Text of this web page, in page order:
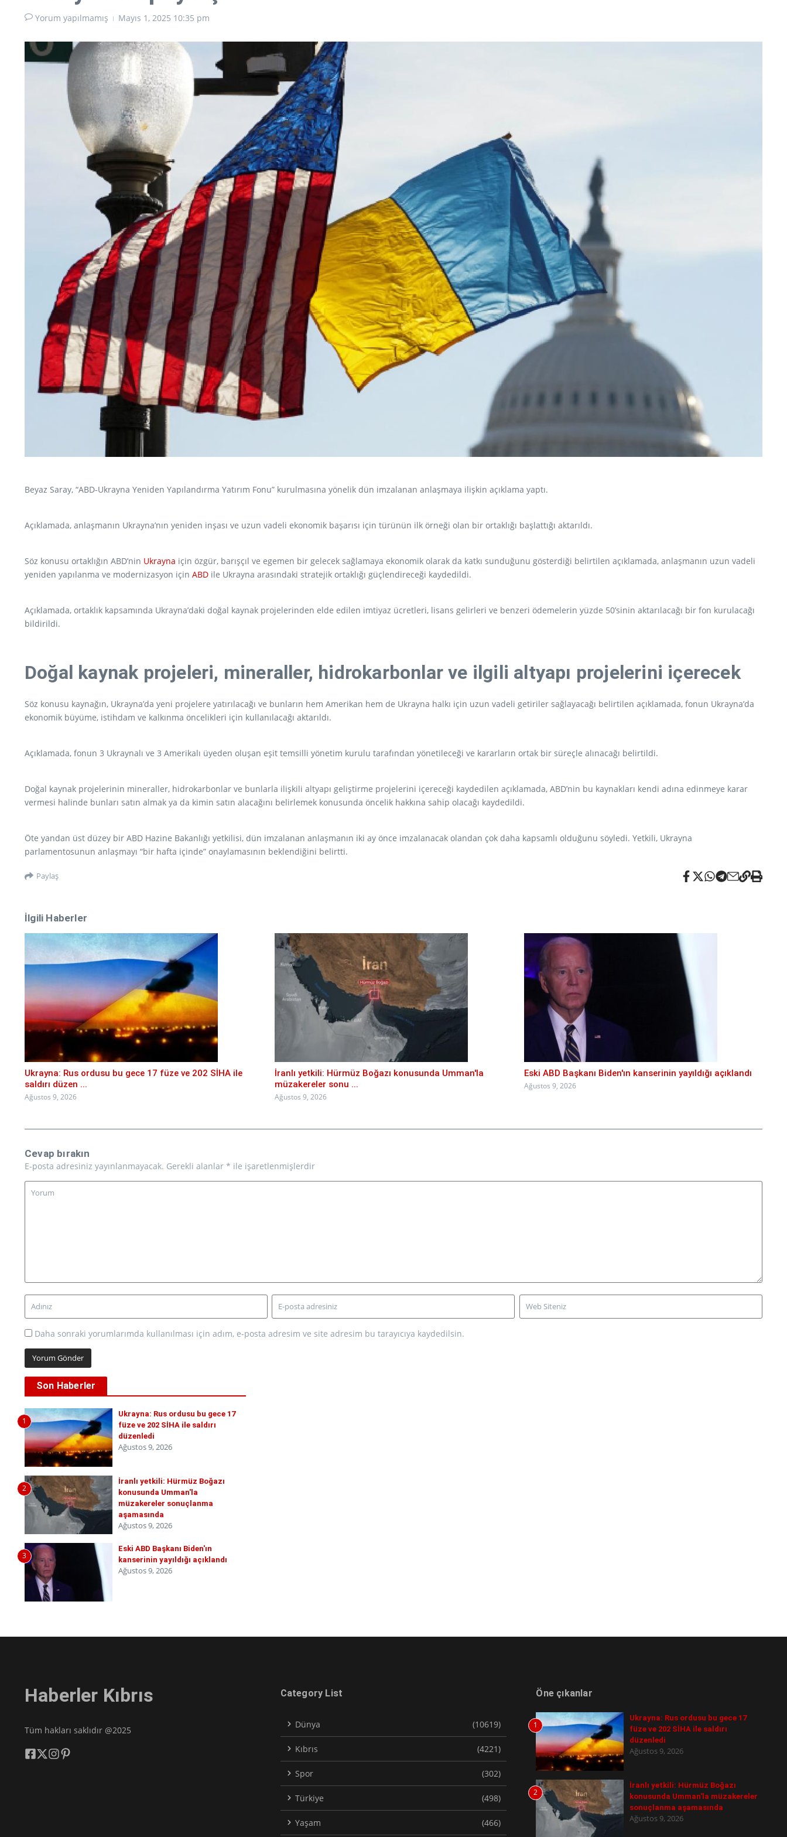
Yorum yapılmamış Mayıs 1, 2025 10:35 pm
Beyaz Saray, “ABD-Ukrayna Yeniden Yapılandırma Yatırım Fonu” kurulmasına yönelik dün imzalanan anlaşmaya ilişkin açıklama yaptı.
Açıklamada, anlaşmanın Ukrayna’nın yeniden inşası ve uzun vadeli ekonomik başarısı için türünün ilk örneği olan bir ortaklığı başlattığı aktarıldı.
Söz konusu ortaklığın ABD’nin Ukrayna için özgür, barışçıl ve egemen bir gelecek sağlamaya ekonomik olarak da katkı sunduğunu gösterdiği belirtilen açıklamada, anlaşmanın uzun vadeli
yeniden yapılanma ve modernizasyon için ABD ile Ukrayna arasındaki stratejik ortaklığı güçlendireceği kaydedildi.
Açıklamada, ortaklık kapsamında Ukrayna’daki doğal kaynak projelerinden elde edilen imtiyaz ücretleri, lisans gelirleri ve benzeri ödemelerin yüzde 50’sinin aktarılacağı bir fon kurulacağı
bildirildi.
Doğal kaynak projeleri, mineraller, hidrokarbonlar ve ilgili altyapı projelerini içerecek
Söz konusu kaynağın, Ukrayna’da yeni projelere yatırılacağı ve bunların hem Amerikan hem de Ukrayna halkı için uzun vadeli getiriler sağlayacağı belirtilen açıklamada, fonun Ukrayna’da
ekonomik büyüme, istihdam ve kalkınma öncelikleri için kullanılacağı aktarıldı.
Açıklamada, fonun 3 Ukraynalı ve 3 Amerikalı üyeden oluşan eşit temsilli yönetim kurulu tarafından yönetileceği ve kararların ortak bir süreçle alınacağı belirtildi.
Doğal kaynak projelerinin mineraller, hidrokarbonlar ve bunlarla ilişkili altyapı geliştirme projelerini içereceği kaydedilen açıklamada, ABD’nin bu kaynakları kendi adına edinmeye karar
vermesi halinde bunları satın almak ya da kimin satın alacağını belirlemek konusunda öncelik hakkına sahip olacağı kaydedildi.
Öte yandan üst düzey bir ABD Hazine Bakanlığı yetkilisi, dün imzalanan anlaşmanın iki ay önce imzalanacak olandan çok daha kapsamlı olduğunu söyledi. Yetkili, Ukrayna
parlamentosunun anlaşmayı “bir hafta içinde” onaylamasının beklendiğini belirtti.
Paylaş
İlgili Haberler
Ukrayna: Rus ordusu bu gece 17 füze ve 202 SİHA ile
saldırı düzen ...
Ağustos 9, 2026
İranlı yetkili: Hürmüz Boğazı konusunda Umman'la
müzakereler sonu ...
Ağustos 9, 2026
Eski ABD Başkanı Biden'ın kanserinin yayıldığı açıklandı
Ağustos 9, 2026
Cevap bırakın
E-posta adresiniz yayınlanmayacak. Gerekli alanlar * ile işaretlenmişlerdir
Daha sonraki yorumlarımda kullanılması için adım, e-posta adresim ve site adresim bu tarayıcıya kaydedilsin.
Son Haberler
1
Ukrayna: Rus ordusu bu gece 17
füze ve 202 SİHA ile saldırı
düzenledi
Ağustos 9, 2026
2
İranlı yetkili: Hürmüz Boğazı
konusunda Umman'la
müzakereler sonuçlanma
aşamasında
Ağustos 9, 2026
3
Eski ABD Başkanı Biden'ın
kanserinin yayıldığı açıklandı
Ağustos 9, 2026
Haberler Kıbrıs
Tüm hakları saklıdır @2025
Category List
Dünya (10619)
Kıbrıs (4221)
Spor (302)
Türkiye (498)
Yaşam (466)
Öne çıkanlar
1
Ukrayna: Rus ordusu bu gece 17
füze ve 202 SİHA ile saldırı
düzenledi
Ağustos 9, 2026
2
İranlı yetkili: Hürmüz Boğazı
konusunda Umman'la müzakereler
sonuçlanma aşamasında
Ağustos 9, 2026